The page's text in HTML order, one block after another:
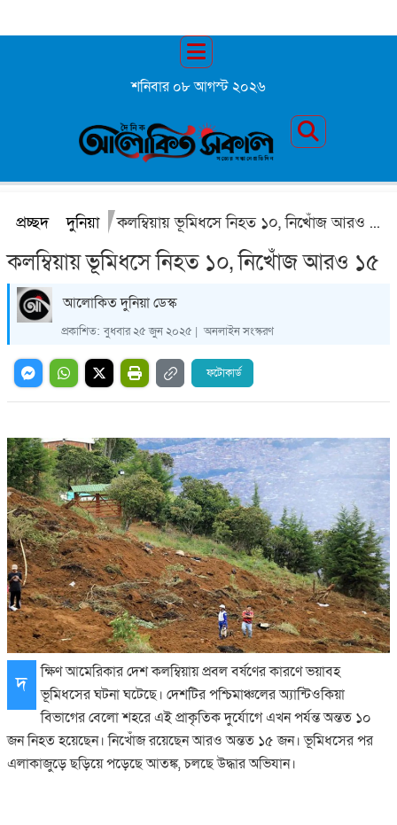
শনিবার ০৮ আগস্ট ২০২৬
প্রচ্ছদ দুনিয়া কলম্বিয়ায় ভূমিধসে নিহত ১০, নিখোঁজ আরও ১৫
কলম্বিয়ায় ভূমিধসে নিহত ১০, নিখোঁজ আরও ১৫
‍আলোকিত দুনিয়া ডেস্ক
প্রকাশিত: বুধবার ২৫ জুন ২০২৫ | অনলাইন সংস্করণ
ফটোকার্ড
দ
ক্ষিণ আমেরিকার দেশ কলম্বিয়ায় প্রবল বর্ষণের কারণে ভয়াবহ
ভূমিধসের ঘটনা ঘটেছে। দেশটির পশ্চিমাঞ্চলের অ্যান্টিওকিয়া
বিভাগের বেলো শহরে এই প্রাকৃতিক দুর্যোগে এখন পর্যন্ত অন্তত ১০
জন নিহত হয়েছেন। নিখোঁজ রয়েছেন আরও অন্তত ১৫ জন। ভূমিধসের পর
এলাকাজুড়ে ছড়িয়ে পড়েছে আতঙ্ক, চলছে উদ্ধার অভিযান।